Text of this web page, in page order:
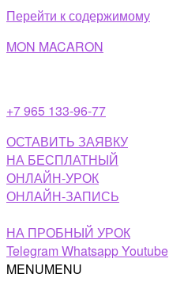
Перейти к содержимому
MON MACARON
+7 965 133-96-77
ОСТАВИТЬ ЗАЯВКУ
НА БЕСПЛАТНЫЙ
ОНЛАЙН-УРОК
ОНЛАЙН-ЗАПИСЬ
НА ПРОБНЫЙ УРОК
TelegramWhatsappYoutube
MENUMENU